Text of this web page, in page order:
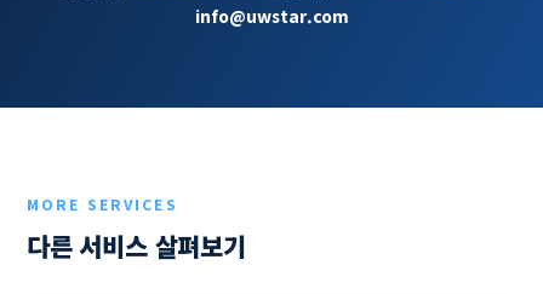
info@uwstar.com
MORE SERVICES
다른 서비스 살펴보기